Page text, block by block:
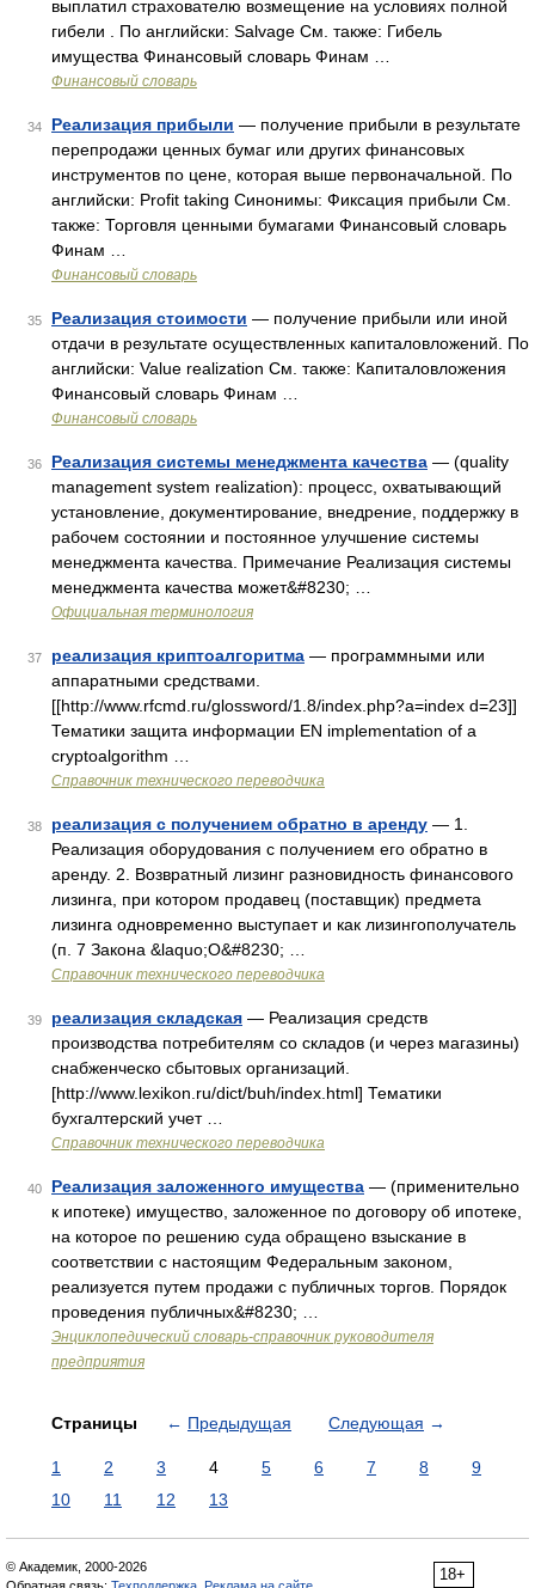
выплатил страхователю возмещение на условиях полной
гибели . По английски: Salvage См. также: Гибель
имущества Финансовый словарь Финам …
Финансовый словарь
34 Реализация прибыли — получение прибыли в результате
перепродажи ценных бумаг или других финансовых
инструментов по цене, которая выше первоначальной. По
английски: Profit taking Синонимы: Фиксация прибыли См.
также: Торговля ценными бумагами Финансовый словарь
Финам …
Финансовый словарь
35 Реализация стоимости — получение прибыли или иной
отдачи в результате осуществленных капиталовложений. По
английски: Value realization См. также: Капиталовложения
Финансовый словарь Финам …
Финансовый словарь
36 Реализация системы менеджмента качества — (quality
management system realization): процесс, охватывающий
установление, документирование, внедрение, поддержку в
рабочем состоянии и постоянное улучшение системы
менеджмента качества. Примечание Реализация системы
менеджмента качества может&#8230; …
Официальная терминология
37 реализация криптоалгоритма — программными или
аппаратными средствами.
[[http://www.rfcmd.ru/glossword/1.8/index.php?a=index d=23]]
Тематики защита информации EN implementation of a
cryptoalgorithm …
Справочник технического переводчика
38 реализация с получением обратно в аренду — 1.
Реализация оборудования с получением его обратно в
аренду. 2. Возвратный лизинг разновидность финансового
лизинга, при котором продавец (поставщик) предмета
лизинга одновременно выступает и как лизингополучатель
(п. 7 Закона &laquo;О&#8230; …
Справочник технического переводчика
39 реализация складская — Реализация средств
производства потребителям со складов (и через магазины)
снабженческо сбытовых организаций.
[http://www.lexikon.ru/dict/buh/index.html] Тематики
бухгалтерский учет …
Справочник технического переводчика
40 Реализация заложенного имущества — (применительно
к ипотеке) имущество, заложенное по договору об ипотеке,
на которое по решению суда обращено взыскание в
соответствии с настоящим Федеральным законом,
реализуется путем продажи с публичных торгов. Порядок
проведения публичных&#8230; …
Энциклопедический словарь-справочник руководителя
предприятия
Страницы ← Предыдущая Следующая →
1 2 3 4 5 6 7 8
9
10
11 12 13
18+
© Академик, 2000-2026